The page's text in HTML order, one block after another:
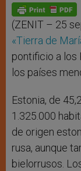
p
p
g
e
o
k
(ZENIT – 25
«Tierra de
pontificio a los
los países
Estonia, de
1.325.000
de origen
rusa, aunque
bielorrusos.